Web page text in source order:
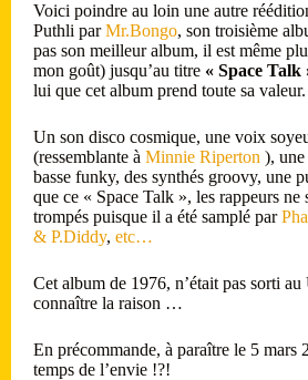
Voici poindre au loin une autre
Puthli parMr.Bongo, son troisième
pas son meilleur album, il est même
mon goût) jusqu’au titre « Space Talk
lui que cet album prend toute sa valeur.
Un son disco cosmique, une voix
(ressemblante à Minnie Riperton ),
basse funky, des synthés groovy, une
que ce « Space Talk », les rappeurs ne
trompés puisque il a été samplé par
& P.Diddy, etc…
Cet album de 1976, n’était pas sorti au
connaître la raison …
En précommande, à paraître le 5
temps de l’envie !?!